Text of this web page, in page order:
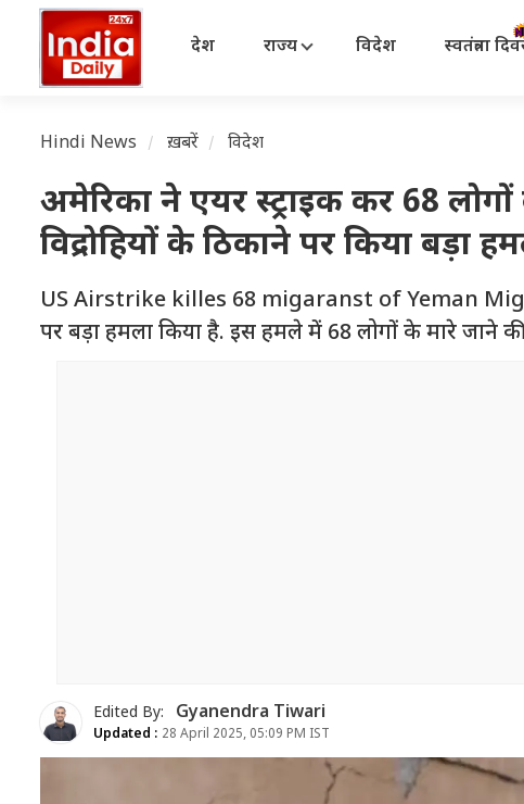
देश राज्य विदेश स्वतंत्रता
Hindi News ख़बरें विदेश
अमेरिका ने एयर स्ट्राइक कर 68
विद्रोहियों के ठिकाने पर किया बड़ा
US Airstrike killes 68 migaranst of Yeman
पर बड़ा हमला किया है. इस हमले में 68 लोगों के मारे जाने
Edited By: Gyanendra Tiwari
Updated : 28 April 2025, 05:09 PM IST